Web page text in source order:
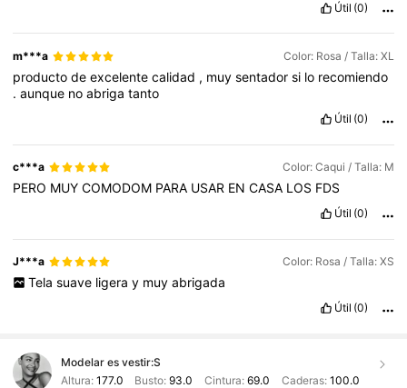
Útil (0)
m***a Color: Rosa / Talla: XL
productodeexcelentecalidad , muysentadorsi lo recomiendo
.aunque noabrigatanto
Útil (0)
c***a Color: Caqui / Talla: M
PERO MUYCOMODOM PARA USAR ENCASA LOS FDS
Útil (0)
J***a Color: Rosa / Talla: XS
Tela suave ligera y muy abrigada
Útil (0)
Modelar es vestir:S
Altura: 177.0 Busto:93.0 Cintura: 69.0 Caderas: 100.0